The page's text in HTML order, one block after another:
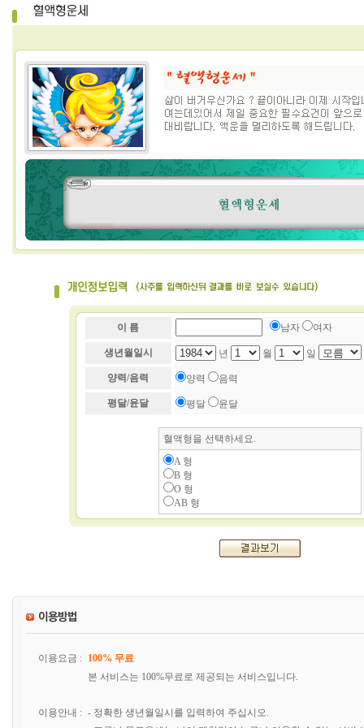
이 름
생년월일시
양력/음력
평달/윤달
남자 여자
년 월 일
양력 음력
평달 윤달
혈액형을 선택하세요.
A 형
B 형
O 형
AB 형
이용요금 :
100% 무료
본 서비스는 100%무료로 제공되는 서비스입니다.
이용안내 : - 정확한 생년월일시를 입력하여 주십시오.